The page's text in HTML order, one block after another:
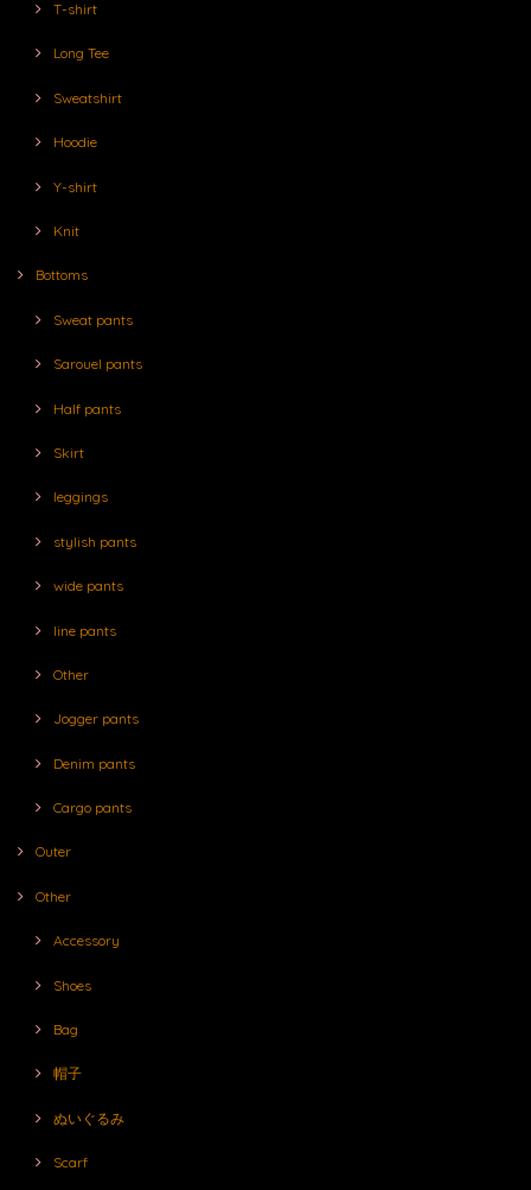
T-shirt
Long Tee
Sweatshirt
Hoodie
Y-shirt
Knit
Bottoms
Sweat pants
Sarouel pants
Half pants
Skirt
leggings
stylish pants
wide pants
line pants
Other
Jogger pants
Denim pants
Cargo pants
Outer
Other
Accessory
Shoes
Bag
帽子
ぬいぐるみ
Scarf